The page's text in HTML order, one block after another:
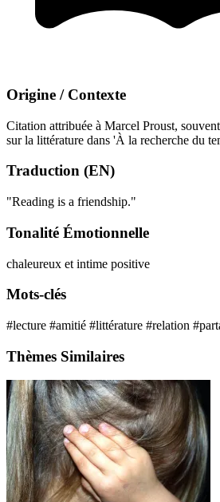
Origine / Contexte
Citation attribuée à Marcel Proust,
sur la littérature dans 'À la recherche du
Traduction (EN)
"Reading is a friendship."
Tonalité Émotionnelle
chaleureux et intime positive
Mots-clés
#lecture #amitié #littérature #relation
Thèmes Similaires